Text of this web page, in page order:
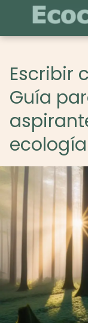
Escribir
Guía